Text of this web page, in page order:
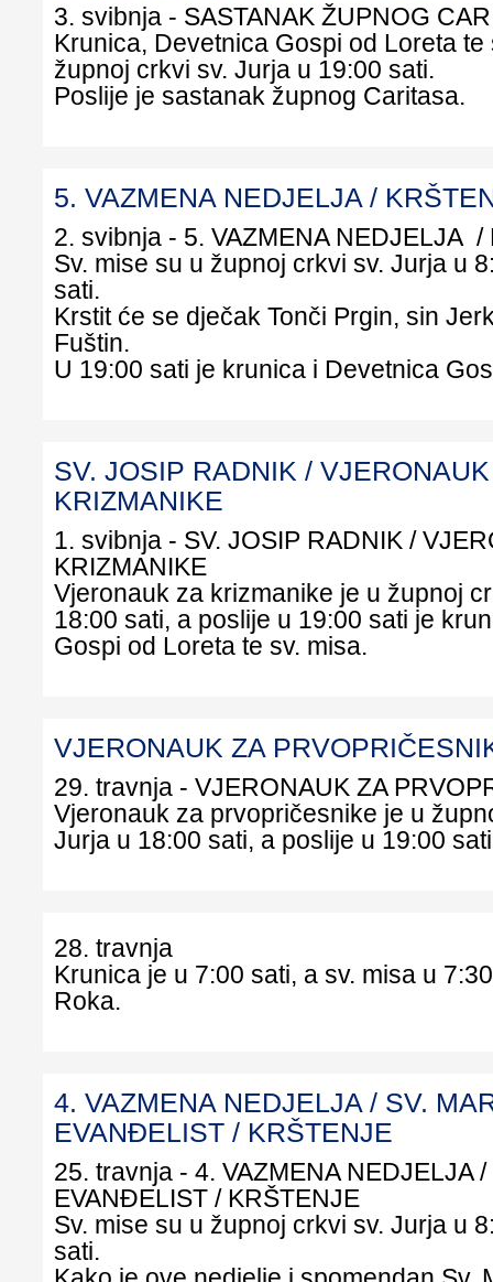
3. svibnja - SASTANAK ŽUPNOG
Krunica, Devetnica Gospi od Loreta te
župnoj crkvi sv. Jurja u 19:00 sati.
Poslije je sastanak župnog Caritasa.
5. VAZMENA NEDJELJA /
2. svibnja - 5. VAZMENA NEDJELJA /
Sv. mise su u župnoj crkvi sv. Jurja u
sati.
Krstit će se dječak Tonči Prgin, sin
Fuštin.
U 19:00 sati je krunica i Devetnica
SV. JOSIP RADNIK /
KRIZMANIKE
1. svibnja - SV. JOSIP RADNIK /
KRIZMANIKE
Vjeronauk za krizmanike je u župnoj
18:00 sati, a poslije u 19:00 sati je
Gospi od Loreta te sv. misa.
VJERONAUK ZA
29. travnja - VJERONAUK ZA
Vjeronauk za prvopričesnike je u
Jurja u 18:00 sati, a poslije u 19:00
28. travnja
Krunica je u 7:00 sati, a sv. misa u
Roka.
4. VAZMENA NEDJELJA / SV.
EVANĐELIST / KRŠTENJE
25. travnja - 4. VAZMENA NEDJELJA
EVANĐELIST / KRŠTENJE
Sv. mise su u župnoj crkvi sv. Jurja u
sati.